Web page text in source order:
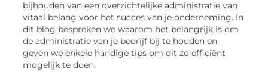
bijhouden van een overzichtelijke administratie van
vitaal belang voor het succes van je onderneming. In
dit blog bespreken we waarom het belangrijk is om
de administratie van je bedrijf bij te houden en
geven we enkele handige tips om dit zo efficiënt
mogelijk te doen.